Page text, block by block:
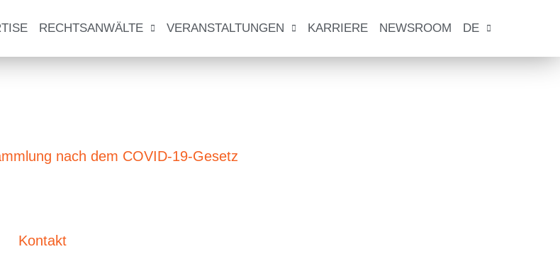
RECHTSANWÄLTE VERANSTALTUNGEN KARRIERE NEWSROOM DE
nach dem COVID-19-Gesetz
Kontakt